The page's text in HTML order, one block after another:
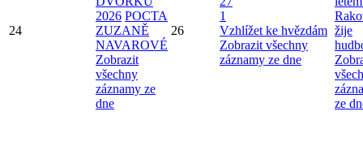
24
2026 POCTA
ZUZANĚ
NAVAROVÉ
Zobrazit
všechny
záznamy ze
dne
26
1
Vzhlížet ke hvězdám
Zobrazit všechny
záznamy ze dne
žije
ze